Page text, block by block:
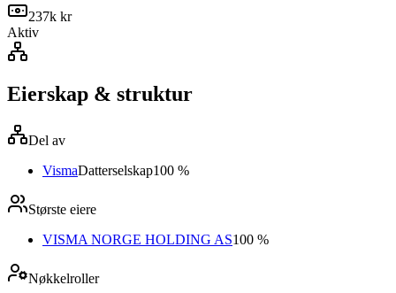
237k kr
Aktiv
Eierskap & struktur
Del av
VismaDatterselskap100 %
Største eiere
VISMA NORGE HOLDING AS100 %
Nøkkelroller